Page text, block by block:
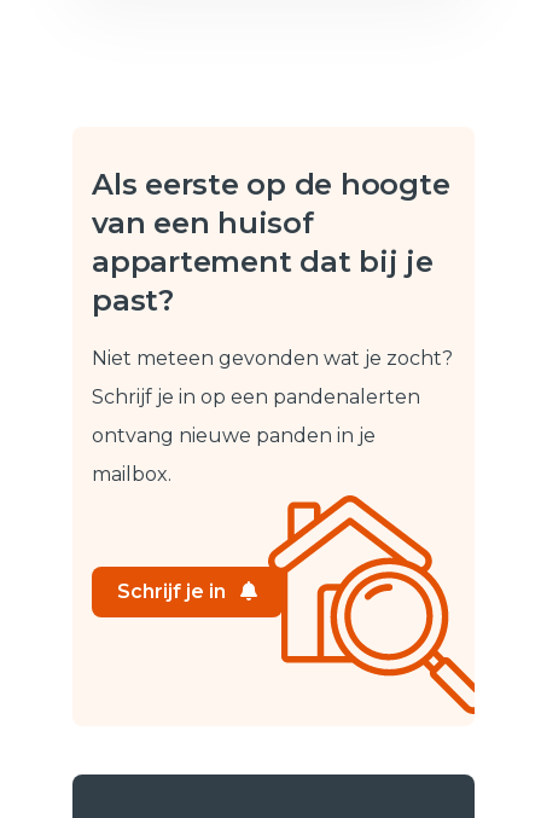
Als eerste op de hoogte
van een huisof
appartement dat bij je
past?
Niet meteen gevonden wat je zocht?
Schrijf je in op een pandenalerten
ontvang nieuwe panden in je
mailbox.
Schrijf je in